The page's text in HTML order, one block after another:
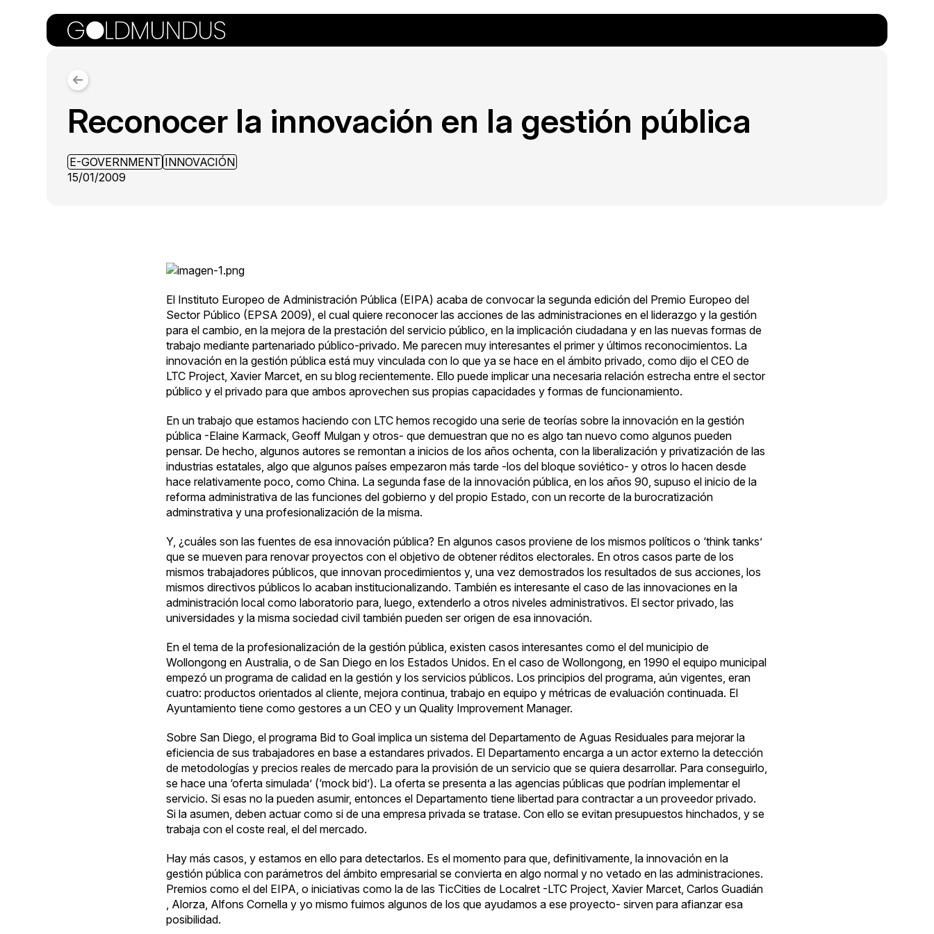
Reconocer la innovación en la gestión pública
E-GOVERNMENT INNOVACIÓN
15/01/2009
El Instituto Europeo de Administración Pública (EIPA) acaba de convocar la segunda edición del Premio Europeo del
Sector Público (EPSA 2009), el cual quiere reconocer las acciones de las administraciones en el liderazgo y la gestión
para el cambio, en la mejora de la prestación del servicio público, en la implicación ciudadana y en las nuevas formas de
trabajo mediante partenariado público-privado. Me parecen muy interesantes el primer y últimos reconocimientos. La
innovación en la gestión pública está muy vinculada con lo que ya se hace en el ámbito privado, comodijo el CEO de
LTC Project , Xavier Marcet, en su blog recientemente. Ello puede implicar una necesaria relación estrecha entre el sector
público y el privado para que ambos aprovechen sus propias capacidades y formas de funcionamiento.
En un trabajo que estamos haciendo con LTC hemos recogido una serie de teorías sobre la innovación en la gestión
pública -Elaine Karmack, Geoff Mulgan y otros- que demuestran que no es algo tan nuevo como algunos pueden
pensar. De hecho, algunos autores se remontan a inicios de los años ochenta, con la liberalización y privatización de las
industrias estatales, algo que algunos países empezaron más tarde -los del bloque soviético- y otros lo hacen desde
hace relativamente poco, como China. La segunda fase de la innovación pública, en los años 90, supuso el inicio de la
reforma administrativa de las funciones del gobierno y del propio Estado, con un recorte de la burocratización
adminstrativa y una profesionalización de la misma.
Y, ¿cuáles son las fuentes de esa innovación pública? En algunos casos proviene de los mismos políticos o ‘think tanks’
que se mueven para renovar proyectos con el objetivo de obtener réditos electorales. En otros casos parte de los
mismos trabajadores públicos, que innovan procedimientos y, una vez demostrados los resultados de sus acciones, los
mismos directivos públicos lo acaban institucionalizando. También es interesante el caso de las innovaciones en la
administración local como laboratorio para, luego, extenderlo a otros niveles administrativos. El sector privado, las
universidades y la misma sociedad civil también pueden ser origen de esa innovación.
En el tema de la profesionalización de la gestión pública, existen casos interesantes como el del municipio de
Wollongong en Australia, o de San Diego en los Estados Unidos. En el caso deWollongong , en 1990 el equipo municipal
empezó un programa de calidad en la gestión y los servicios públicos. Los principios del programa, aún vigentes, eran
cuatro: productos orientados al cliente, mejora continua, trabajo en equipo y métricas de evaluación continuada. El
Ayuntamiento tiene como gestores a un CEO y un Quality Improvement Manager.
Sobre San Diego, el programa Bid to Goal implica un sistema del Departamento de Aguas Residuales para mejorar la
eficiencia de sus trabajadores en base a estandares privados. El Departamento encarga a un actor externo la detección
de metodologías y precios reales de mercado para la provisión de un servicio que se quiera desarrollar. Para conseguirlo,
se hace una ‘oferta simulada’ (‘mock bid’). La oferta se presenta a las agencias públicas que podrían implementar el
servicio. Si esas no la pueden asumir, entonces el Departamento tiene libertad para contractar a un proveedor privado.
Si la asumen, deben actuar como si de una empresa privada se tratase. Con ello se evitan presupuestos hinchados, y se
trabaja con el coste real, el del mercado.
Hay más casos, y estamos en ello para detectarlos. Es el momento para que, definitivamente, la innovación en la
gestión pública con parámetros del ámbito empresarial se convierta en algo normal y no vetado en las administraciones.
Premios como el del EIPA, o iniciativas como la de las TicCities de Localret -LTC Project, Xavier Marcet ,Carlos Guadián
Alorza Alfons Cornella y yo mismo fuimos algunos de los que ayudamos a ese proyecto- sirven para afianzar esa
posibilidad.